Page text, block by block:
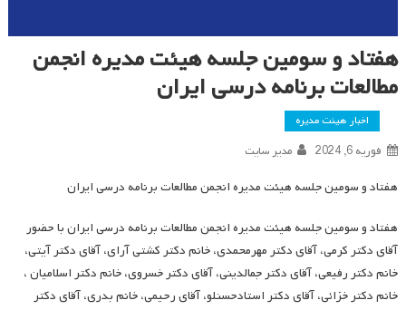
هفتاد و سومین جلسه هیئت مدیره انجمن
مطالعات برنامه درسی ایران
اخبار هیئت مدیره
فوریه 6, 2024 مدیر سایت
هفتاد و سومین جلسه هیئت مدیره انجمن مطالعات برنامه درسی ایران
هفتاد و سومین جلسه هیئت مدیره انجمن مطالعات برنامه درسی ایران با حضور
آقای دکتر کرمی، آقای دکتر مهرمحمدی، خانم دکتر کشتی آرای، آقای دکتر آیتی،
خانم دکتر رفیعی، آقای دکتر جمالدینی، آقای دکتر خسروی، خانم دکتر اسلامیان ،
خانم دکتر خزائی، آقای دکتر استادحسنلو، آقای رحیمی، خانم بدری، آقای دکتر